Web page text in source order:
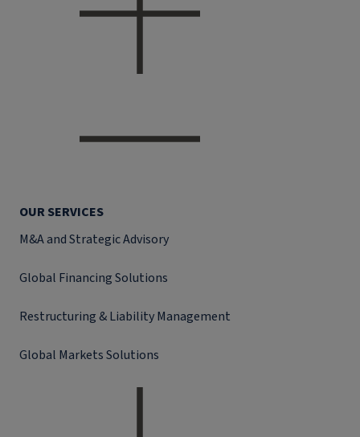
OUR SERVICES
M&A and Strategic Advisory
Global Financing Solutions
Restructuring & Liability Management
Global Markets Solutions